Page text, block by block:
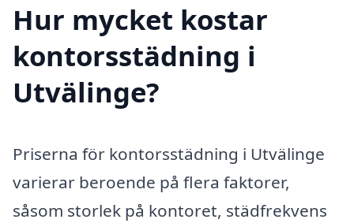
Hur mycket kostar
kontorsstädning i
Utvälinge?
Priserna för kontorsstädning i Utvälinge
varierar beroende på flera faktorer,
såsom storlek på kontoret, städfrekvens